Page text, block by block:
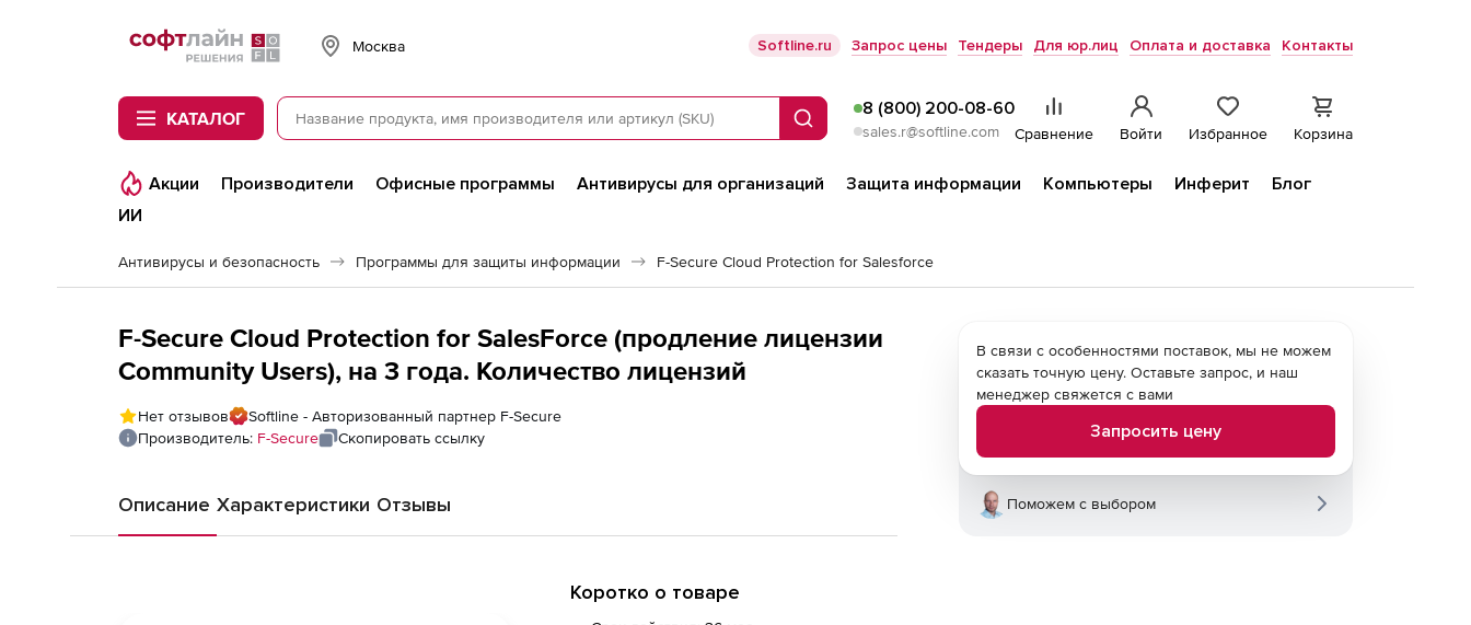
Softline
Москва Softline.ru Запрос цены Тендеры Для юр.лиц Оплата и доставка Контакты
КАТАЛОГ Поиск
8 (800) 200-08-60
sales.r@softline.com Сравнение Войти Избранное Корзина
Акции Производители Офисные программы Антивирусы для организаций Защита информации Компьютеры Инферит
Блог
ИИ
Антивирусы и безопасность Программы для защиты информации F-Secure Cloud Protection for Salesforce
F-Secure Cloud Protection for SalesForce (продление лицензии
Community Users), на 3 года. Количество лицензий
Нет отзывов
Softline - Авторизованный партнер F-Secure
Производитель: F-Secure Скопировать ссылку
Описание Характеристики Отзывы
Коротко о товаре
В связи с особенностями поставок, мы не можем
сказать точную цену. Оставьте запрос, и наш
менеджер свяжется с вами
Запросить цену
Поможем с выбором